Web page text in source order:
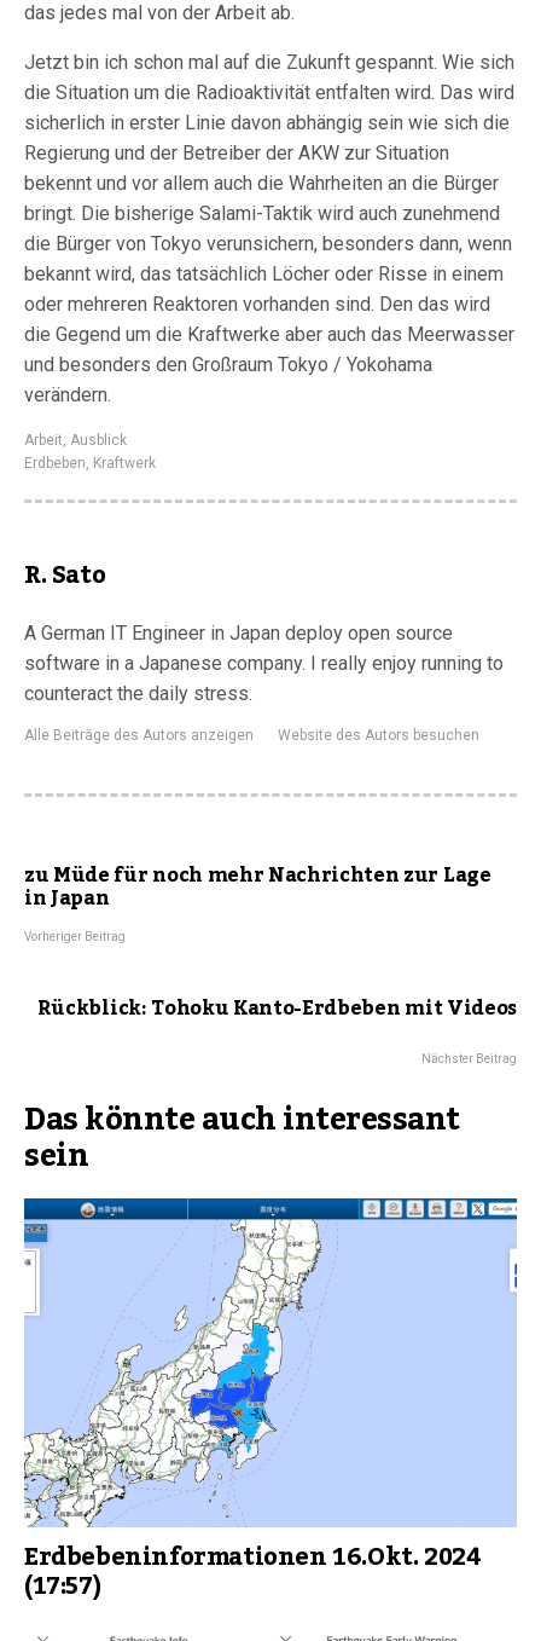
das jedes mal von der Arbeit ab.
Jetzt bin ich schon mal auf die Zukunft gespannt. Wie sich
die Situation um die Radioaktivität entfalten wird. Das wird
sicherlich in erster Linie davon abhängig sein wie sich die
Regierung und der Betreiber der AKW zur Situation
bekennt und vor allem auch die Wahrheiten an die Bürger
bringt. Die bisherige Salami-Taktik wird auch zunehmend
die Bürger von Tokyo verunsichern, besonders dann, wenn
bekannt wird, das tatsächlich Löcher oder Risse in einem
oder mehreren Reaktoren vorhanden sind. Den das wird
die Gegend um die Kraftwerke aber auch das Meerwasser
und besonders den Großraum Tokyo / Yokohama
verändern.
Arbeit, Ausblick
Erdbeben, Kraftwerk
R. Sato
A German IT Engineer in Japan deploy open source
software in a Japanese company. I really enjoy running to
counteract the daily stress.
Alle Beiträge des Autors anzeigen Website des Autors besuchen
zu Müde für noch mehr Nachrichten zur Lage
in Japan
Vorheriger Beitrag
Rückblick: Tohoku Kanto-Erdbeben mit Videos
Nächster Beitrag
Das könnte auch interessant
sein
Erdbebeninformationen 16.Okt. 2024
(17:57)